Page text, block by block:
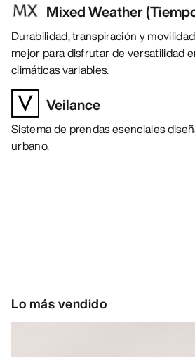
Mixed Weather
Durabilidad, transpiración y
mejor para disfrutar de versatilidad
climáticas variables.
Veilance
Sistema de prendas esenciales
urbano.
Lo más vendido